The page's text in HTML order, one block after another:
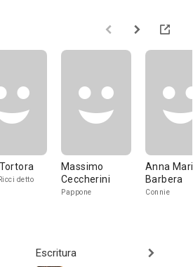
detto
Massimo
Ceccherini
Pappone
Anna
Barbera
Connie
Escritura